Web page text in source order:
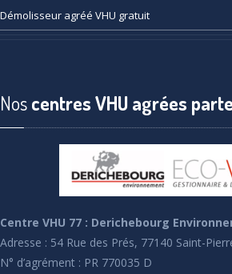
Démolisseur agréé VHU gratuit
Noscentres VHU agrées
Centre VHU 77 : Derichebourg
Adresse : 54 Rue des Prés, 77140 Saint-
N° d’agrément : PR 770035 D